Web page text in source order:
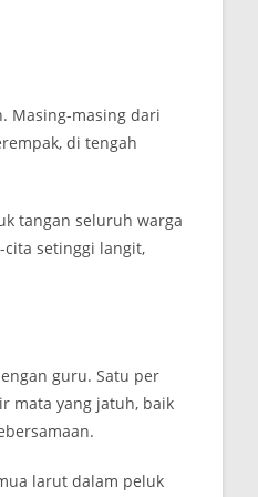
Masing-masing dari
di tengah
tangan seluruh warga
cita setinggi langit,
guru. Satu per
mata yang jatuh, baik
larut dalam peluk